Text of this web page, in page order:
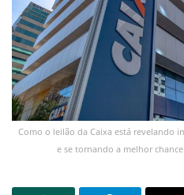
Como o leilão da Caixa está revelando
e se tornando a melhor